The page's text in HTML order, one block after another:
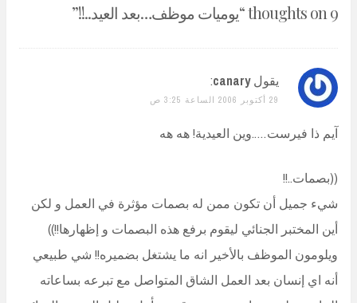
9 thoughts on “ يوميات موظف…بعد العيد..!!”
يقول canary
:
29 أكتوبر 2006 الساعة 3:25 ص
آيم ذا فيرست…..وين العيدية! هه هه
((بصمات..!!
شيء جميل أن تكون ممن له بصمات مؤثرة في العمل و لكن
أين المختبر الجنائي ليقوم برفع هذه البصمات و إظهارها!!))
ويلومون الموظف بالأخير انه ما يشتغل بضميره!! شي طبيعي
أنه اي إنسان بعد العمل الشاق المتواصل مع تبرعه بساعاته